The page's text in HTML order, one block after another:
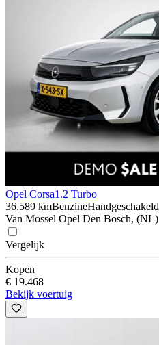
Opel Corsa1.2 Turbo
36.589 kmBenzineHandgeschakeld
Van Mossel Opel Den Bosch, (NL)
Vergelijk
Kopen
€ 19.468
Bekijk voertuig